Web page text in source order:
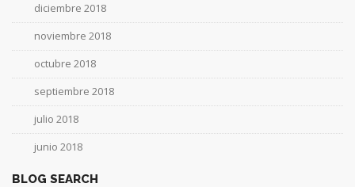
diciembre 2018
noviembre 2018
octubre 2018
septiembre 2018
julio 2018
junio 2018
BLOG SEARCH